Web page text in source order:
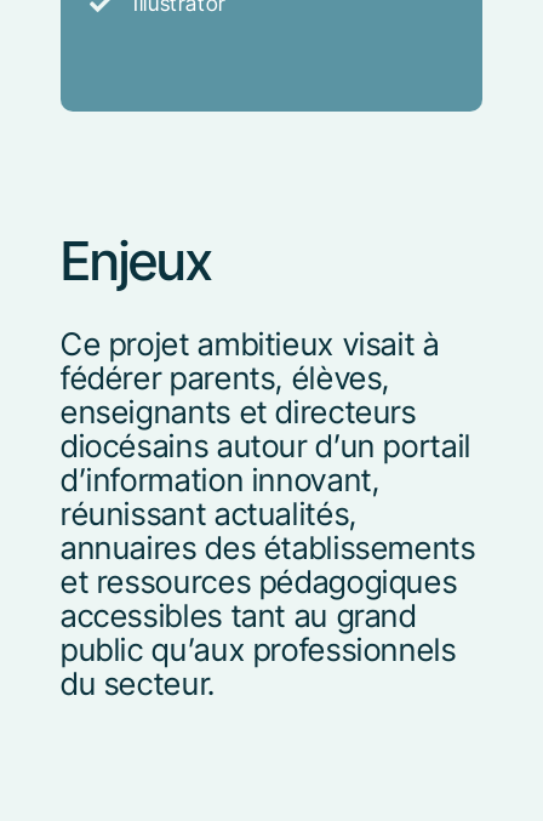
Enjeux
Ce projet ambitieux visait à
fédérer parents, élèves,
enseignants et directeurs
diocésains autour d’un portail
d’information innovant,
réunissant actualités,
annuaires des établissements
et ressources pédagogiques
accessibles tant au grand
public qu’aux professionnels
du secteur.